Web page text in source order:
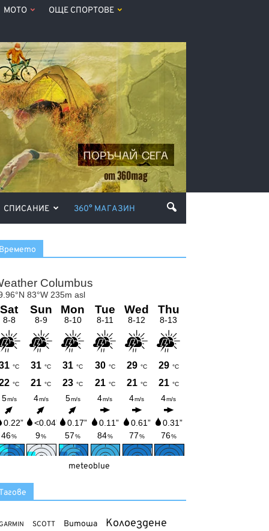
МОТО ОЩЕ СПОРТОВЕ
СПИСАНИЕ 360° МАГАЗИН
meteoblue
SCOTT Витоша Колоездене